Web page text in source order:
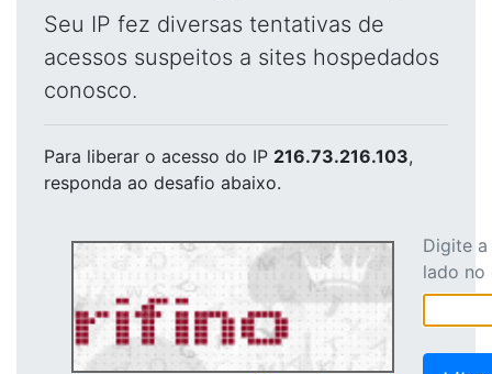
Seu IP fez diversas tentativas de
acessos suspeitos a sites hospedados
conosco.
Para liberar o acesso do IP 216.73.216.103,
responda ao desafio abaixo.
Digite
lado no